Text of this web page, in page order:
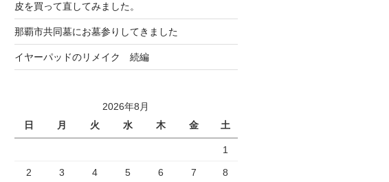
皮を買って直してみました。
那覇市共同墓にお墓参りしてきました
イヤーパッドのリメイク 続編
2026年8月
日
月 火 水 木 金 土
1
2 3 4 5 6 7 8